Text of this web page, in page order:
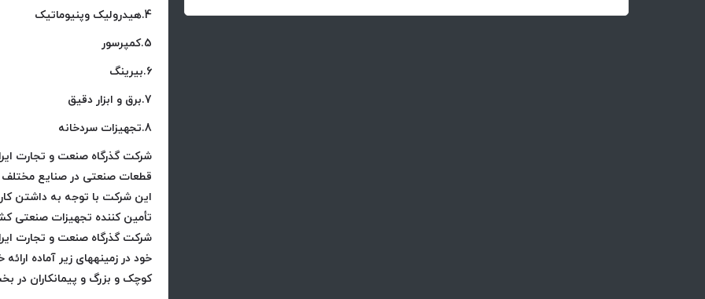
4.هیدرولیک وپنیوماتیک
5.کمپرسور
6.بیرینگ
7.برق و ابزار دقیق
8.تجهیزات سردخانه
شرکت گذرگاه صنعت و تجارت
قطعات صنعتی در صنایع مختلف
این شرکت با توجه به داشتن
تأمین کننده تجهیزات صنعتی
شرکت گذرگاه صنعت و تجارت
خود در زمینههای زیر آماده
کوچک و بزرگ و پیمانکاران